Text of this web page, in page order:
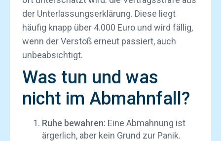
der Unterlassungserklärung. Diese liegt
häufig knapp über 4.000 Euro und wird fällig,
wenn der Verstoß erneut passiert, auch
unbeabsichtigt.
Was tun und was
nicht im Abmahnfall?
Ruhe bewahren: Eine Abmahnung ist
ärgerlich, aber kein Grund zur Panik.